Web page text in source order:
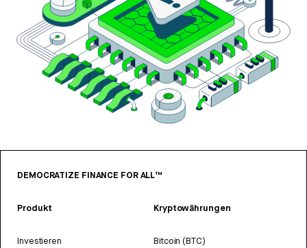
DEMOCRATIZE FINANCE FOR ALL™
Produkt
Investieren
Kryptowährungen
Bitcoin (BTC)